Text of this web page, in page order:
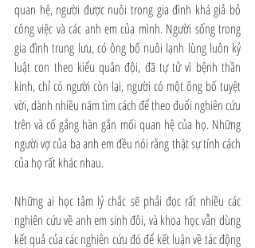
quan hệ, người được nuôi trong gia đình khá giả bỏ
công việc và các anh em của mình. Người sống trong
gia đình trung lưu, có ông bố nuôi lạnh lùng luôn kỷ
luật con theo kiểu quân đội, đã tự tử vì bệnh thần
kinh, chỉ có người còn lại, người có một ông bố tuyệt
vời, dành nhiều năm tìm cách để theo đuổi nghiên cứu
trên và cố gắng hàn gắn mối quan hệ của họ. Những
người vợ của ba anh em đều nói rằng thật sự tính cách
của họ rất khác nhau.
Những ai học tâm lý chắc sẽ phải đọc rất nhiều các
nghiên cứu về anh em sinh đôi, và khoa học vẫn dùng
kết quả của các nghiên cứu đó để kết luận về tác động